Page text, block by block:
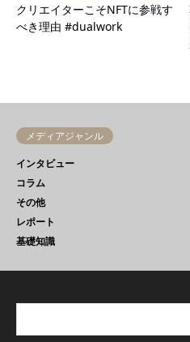
クリエイターこそNFTに参戦す
べき理由 #dualwork
メディアジャンル
インタビュー
コラム
その他
レポート
基礎知識